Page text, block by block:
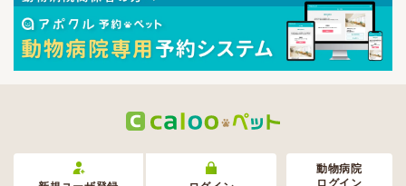
動物病院
ログイン